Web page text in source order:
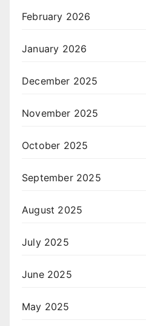
February 2026
January 2026
December 2025
November 2025
October 2025
September 2025
August 2025
July 2025
June 2025
May 2025